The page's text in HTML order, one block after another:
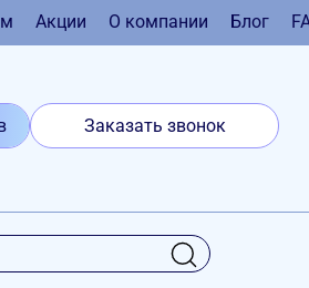
Акции О компании Блог
Заказать звонок